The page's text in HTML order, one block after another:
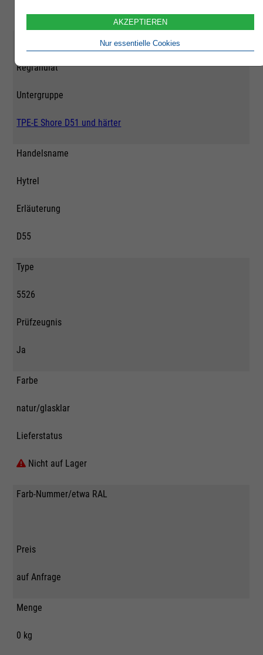
Regranulat
Untergruppe
TPE-E Shore D51 und härter
Handelsname
Hytrel
Erläuterung
D55
Type
5526
Prüfzeugnis
Ja
Farbe
natur/glasklar
Lieferstatus
Nicht auf Lager
Farb-Nummer/etwa RAL
Preis
auf Anfrage
Menge
0 kg
AKZEPTIEREN
Nur essentielle Cookies